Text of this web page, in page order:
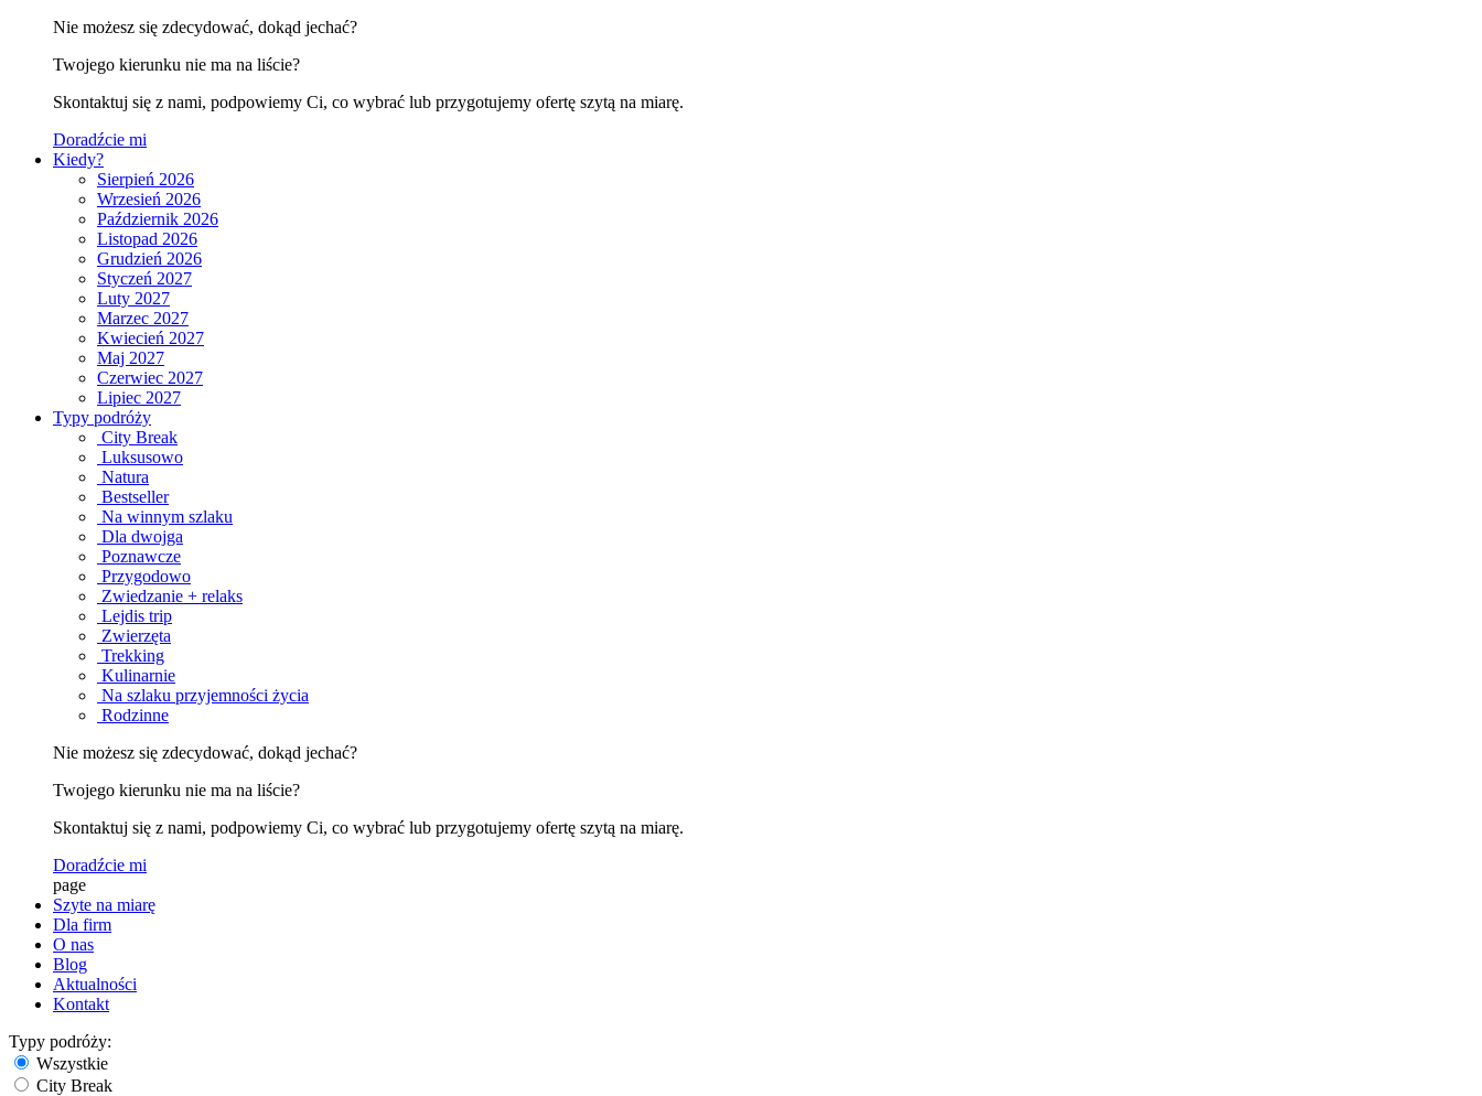
Nie możesz się zdecydować, dokąd jechać?
Twojego kierunku nie ma na liście?
Skontaktuj się z nami, podpowiemy Ci, co wybrać lub przygotujemy ofertę szytą na miarę.
Doradźcie mi
Kiedy?
Sierpień 2026
Wrzesień 2026
Październik 2026
Listopad 2026
Grudzień 2026
Styczeń 2027
Luty 2027
Marzec 2027
Kwiecień 2027
Maj 2027
Czerwiec 2027
Lipiec 2027
Typy podróży
City Break
Luksusowo
Natura
Bestseller
Na winnym szlaku
Dla dwojga
Poznawcze
Przygodowo
Zwiedzanie + relaks
Lejdis trip
Zwierzęta
Trekking
Kulinarnie
Na szlaku przyjemności życia
Rodzinne
Nie możesz się zdecydować, dokąd jechać?
Twojego kierunku nie ma na liście?
Skontaktuj się z nami, podpowiemy Ci, co wybrać lub przygotujemy ofertę szytą na miarę.
Doradźcie mi
page
Szyte na miarę
Dla firm
O nas
Blog
Aktualności
Kontakt
Typy podróży:
Wszystkie
City Break